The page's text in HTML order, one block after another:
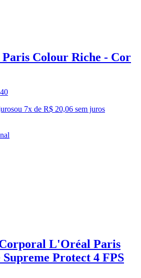
Colour Riche - Cor
40
ou 7x de R$ 20,06 sem juros
L'Oréal Paris
Protect 4 FPS